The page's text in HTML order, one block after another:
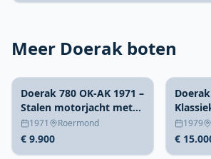
Meer Doerak boten
Doerak 780 OK-AK 1971 –
Stalen motorjacht met
vleugelkiel
1971 Roermond
€ 9.900
1979
€